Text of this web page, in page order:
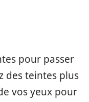
pour passer
des teintes plus
vos yeux pour